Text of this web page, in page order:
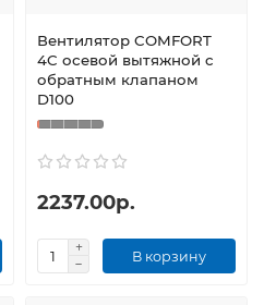
Вентилятор COMFORT
4C осевой вытяжной c
обратным клапаном
D100
2237.00р.
В корзину